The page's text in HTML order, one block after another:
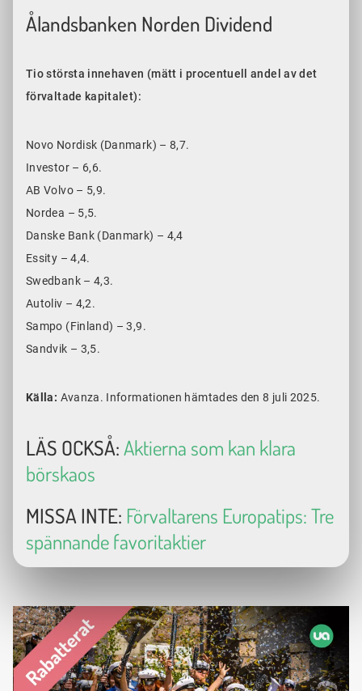
Ålandsbanken Norden Dividend
Tio största innehaven (mätt i procentuell andel av det
förvaltade kapitalet):
Novo Nordisk (Danmark) – 8,7.
Investor – 6,6.
AB Volvo – 5,9.
Nordea – 5,5.
Danske Bank (Danmark) – 4,4
Essity – 4,4.
Swedbank – 4,3.
Autoliv – 4,2.
Sampo (Finland) – 3,9.
Sandvik – 3,5.
Källa: Avanza. Informationen hämtades den 8 juli 2025.
LÄS OCKSÅ:Aktierna som kan klara
börskaos
MISSA INTE: Förvaltarens Europatips: Tre
spännande favoritaktier